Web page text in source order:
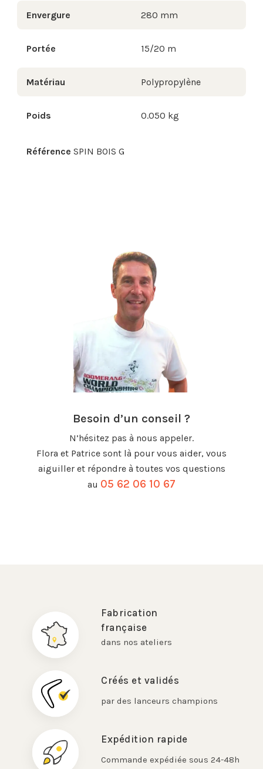
Envergure 280 mm
Portée 15/20 m
Matériau Polypropylène
Poids 0.050 kg
Référence SPIN BOIS G
Besoin d’un conseil ?
N’hésitez pas à nous appeler.
Flora et Patrice sont là pour vous aider, vous
aiguiller et répondre à toutes vos questions
au 05 62 06 10 67
Fabrication
française
dans nos ateliers
Créés et validés
par des lanceurs champions
Expédition rapide
Commande expédiée sous 24-48h